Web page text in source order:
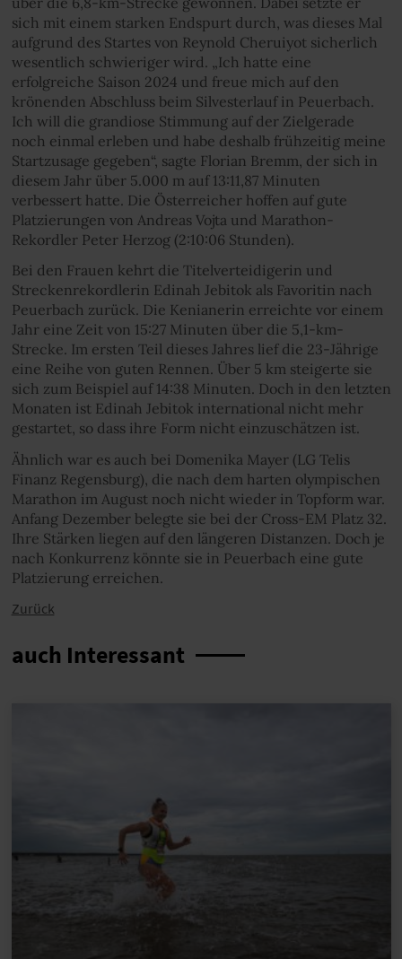
sich mit einem starken Endspurt durch, was dieses Mal
aufgrund des Startes von Reynold Cheruiyot sicherlich
wesentlich schwieriger wird. „Ich hatte eine
erfolgreiche Saison 2024 und freue mich auf den
krönenden Abschluss beim Silvesterlauf in Peuerbach.
Ich will die grandiose Stimmung auf der Zielgerade
noch einmal erleben und habe deshalb frühzeitig meine
Startzusage gegeben“, sagte Florian Bremm, der sich in
diesem Jahr über 5.000 m auf 13:11,87 Minuten
verbessert hatte. Die Österreicher hoffen auf gute
Platzierungen von Andreas Vojta und Marathon-
Rekordler Peter Herzog (2:10:06 Stunden).
Bei den Frauen kehrt die Titelverteidigerin und
Streckenrekordlerin Edinah Jebitok als Favoritin nach
Peuerbach zurück. Die Kenianerin erreichte vor einem
Jahr eine Zeit von 15:27 Minuten über die 5,1-km-
Strecke. Im ersten Teil dieses Jahres lief die 23-Jährige
eine Reihe von guten Rennen. Über 5 km steigerte sie
sich zum Beispiel auf 14:38 Minuten. Doch in den letzten
Monaten ist Edinah Jebitok international nicht mehr
gestartet, so dass ihre Form nicht einzuschätzen ist.
Ähnlich war es auch bei Domenika Mayer (LG Telis
Finanz Regensburg), die nach dem harten olympischen
Marathon im August noch nicht wieder in Topform war.
Anfang Dezember belegte sie bei der Cross-EM Platz 32.
Ihre Stärken liegen auf den längeren Distanzen. Doch je
nach Konkurrenz könnte sie in Peuerbach eine gute
Platzierung erreichen.
Zurück
auch Interessant